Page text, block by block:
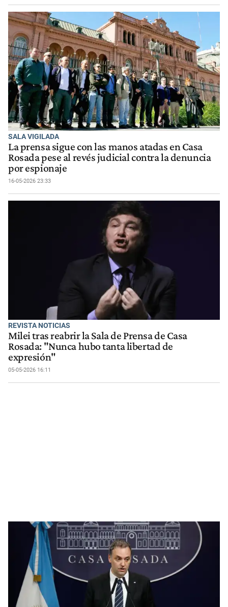
SALA VIGILADA
La prensa sigue con las manos atadas en Casa
Rosada pese al revés judicial contra la denuncia
por espionaje
16-05-2026 23:33
REVISTA NOTICIAS
Milei tras reabrir la Sala de Prensa de Casa
Rosada: "Nunca hubo tanta libertad de
expresión"
05-05-2026 16:11